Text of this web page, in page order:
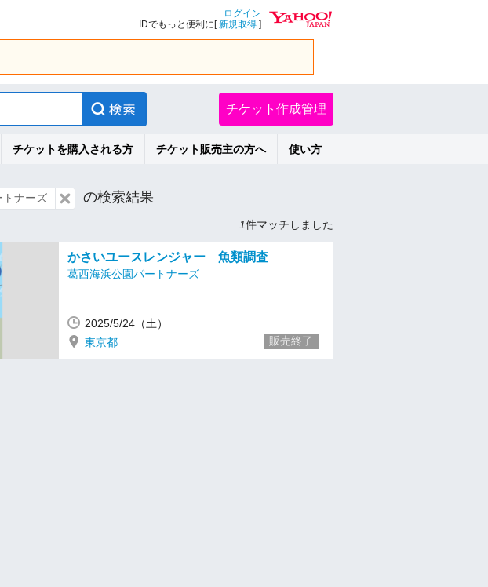
ログイン
IDでもっと便利に[新規取得 ]
チケット作成管理
チケットを購入される方 チケット販売主の方へ 使い方
トナーズ の検索結果
1件マッチしました
かさいユースレンジャー 魚類調査
葛西海浜公園パートナーズ
2025/5/24（土）
東京都
販売終了